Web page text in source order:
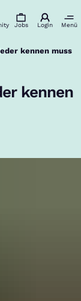
Jobs Login Menü
kennen muss
kennen